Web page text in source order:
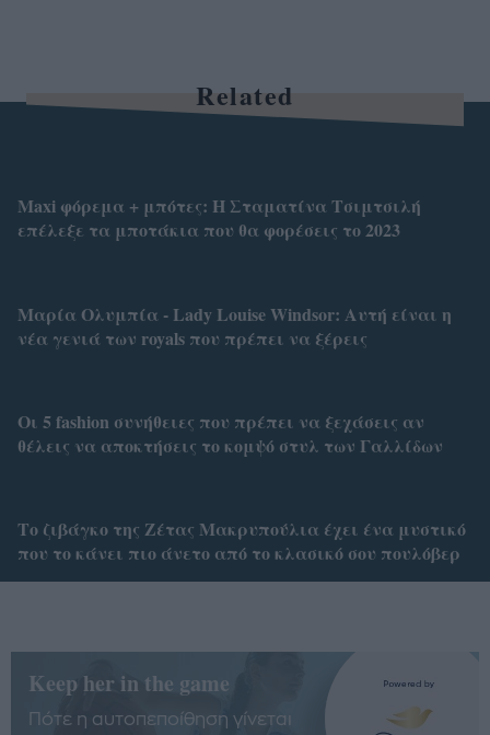
Related
Maxi φόρεμα + μπότες: Η Σταματίνα Τσιμτσιλή
επέλεξε τα μποτάκια που θα φορέσεις το 2023
Μαρία Ολυμπία - Lady Louise Windsor: Αυτή είναι η
νέα γενιά των royals που πρέπει να ξέρεις
Οι 5 fashion συνήθειες που πρέπει να ξεχάσεις αν
θέλεις να αποκτήσεις το κομψό στυλ των Γαλλίδων
Το ζιβάγκο της Ζέτας Μακρυπούλια έχει ένα μυστικό
που το κάνει πιο άνετο από το κλασικό σου πουλόβερ
Keep her in the game
Πότε η αυτοπεποίθηση γίνεται